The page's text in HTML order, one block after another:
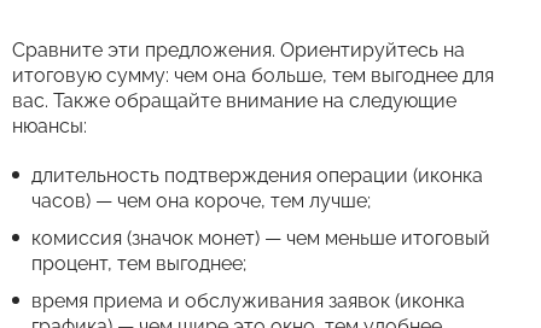
Сравните эти предложения. Ориентируйтесь на
итоговую сумму: чем она больше, тем выгоднее для
вас. Также обращайте внимание на следующие
нюансы:
длительность подтверждения операции (иконка
часов) — чем она короче, тем лучше;
комиссия (значок монет) — чем меньше итоговый
процент, тем выгоднее;
время приема и обслуживания заявок (иконка